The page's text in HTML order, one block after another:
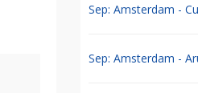
Sep: Amsterdam -
Sep: Amsterdam -